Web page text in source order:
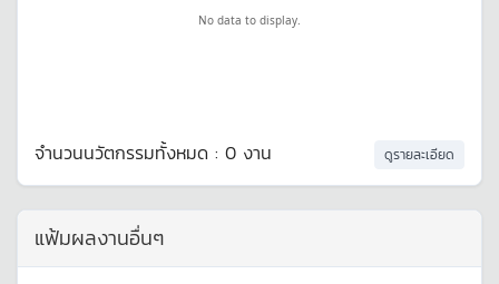
No data to display.
ดูรายละเอียด
จำนวนนวัตกรรมทั้งหมด : 0 งาน
แฟ้มผลงานอื่นๆ